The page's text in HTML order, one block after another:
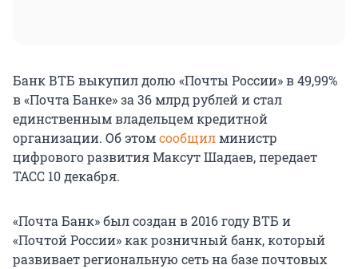
Банк ВТБ выкупил долю «Почты России» в 49,99%
в «Почта Банке» за 36 млрд рублей и стал
единственным владельцем кредитной
организации. Об этомсообщилминистр
цифрового развития Максут Шадаев, передает
ТАСС 10 декабря.
«Почта Банк» был создан в 2016 году ВТБ и
«Почтой России» как розничный банк, который
развивает региональную сеть на базе почтовых